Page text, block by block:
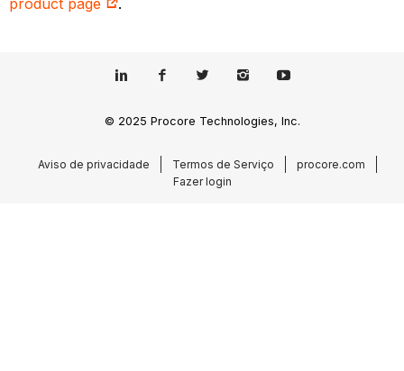
© 2025 Procore Technologies, Inc.
Aviso de privacidade Termos de Serviço
procore.com
Fazer login